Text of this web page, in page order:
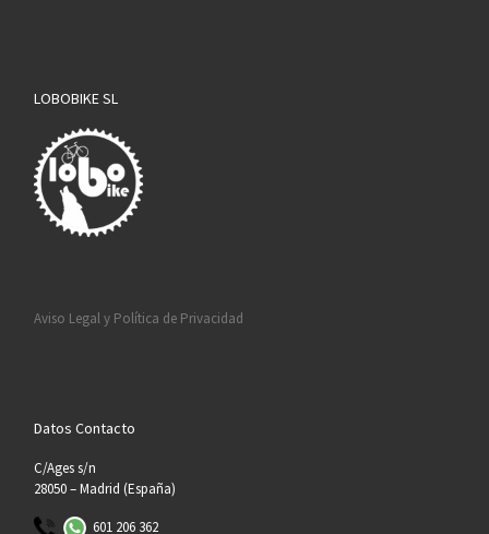
LOBOBIKE SL
Aviso Legal y Política de Privacidad
Datos Contacto
C/Ages s/n
28050 – Madrid (España)
601 206 362